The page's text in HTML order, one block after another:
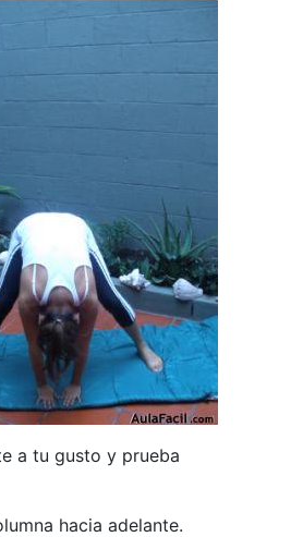
a tu gusto y prueba
hacia adelante.